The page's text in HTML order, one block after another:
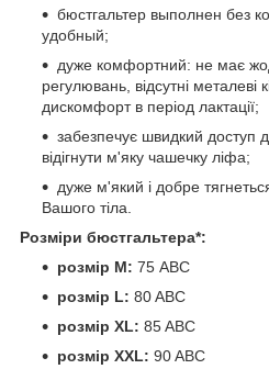
бюстгальтер выполнен без
удобный;
дуже комфортний: не має
регулювань, відсутні металеві
дискомфорт в період лактації;
забезпечує швидкий доступ
відігнути м'яку чашечку ліфа;
дуже м'який і добре
Вашого тіла.
Розміри бюстгальтера*:
розмір М: 75 ABC
розмір L: 80 ABC
розмір XL: 85 ABC
розмір XXL: 90 ABC